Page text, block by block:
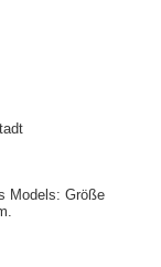
Models: Größe